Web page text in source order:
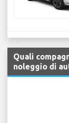
Quali
noleggio di